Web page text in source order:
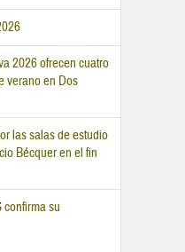
2026 ofrecen cuatro
verano en Dos
las salas de estudio
Bécquer en el fin
su